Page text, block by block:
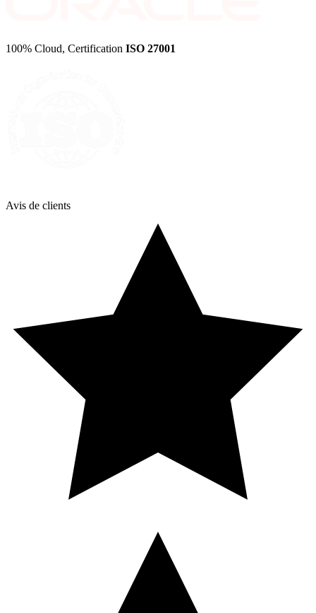
100% Cloud, Certification ISO 27001
Avis de clients